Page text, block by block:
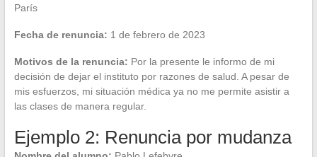
París
Fecha de renuncia: 1 de febrero de 2023
Motivos de la renuncia: Por la presente le informo de mi
decisión de dejar el instituto por razones de salud. A pesar de
mis esfuerzos, mi situación médica ya no me permite asistir a
las clases de manera regular.
Ejemplo 2: Renuncia por mudanza